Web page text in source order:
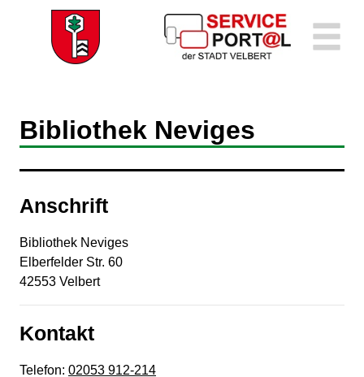
Zum Hauptinhalt springen
Zum Header
Zum Hauptinhalt
Zum Footer
Bibliothek Neviges
Anschrift
Bibliothek Neviges
Elberfelder Str. 60
42553 Velbert
Kontakt
Telefon: 02053 912-214